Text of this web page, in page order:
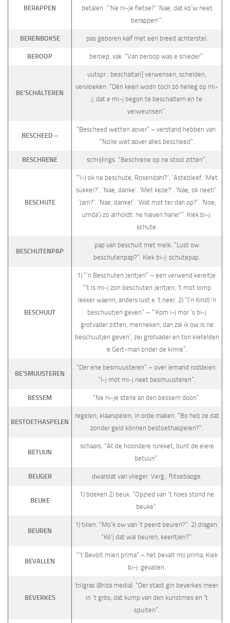
BERAPPEN
betalen. “‘Ne ni-je fietse?’ ‘Nae, dat kö’w neet
berappen'”.
BERENBOKSE pas geboren kalf met een breed achterstel.
BEROOP beroep, vak. “Van beroop was e snieder”.
BE’SCHALTEREN
uutspr.: beschaltan] verwensen, schelden,
vervloeken. “Dén keerl wodn toch zó helleg op mi-
j, dat e mi-j begon te beschaltern en te
verweunsen”.
BESCHEED –
“Bescheed wetten aover” – verstand hebben van.
“Nolle wet aover alles bescheed”.
BESCHRENE schrijlings. “Beschrene op ne stool zitten”.
BESCHUTE
“‘I-j ok ne beschute, Rosendahl?’. ‘Astebleef. ‘Met
sükker?’. ‘Nae, danke’. ‘Met keze?’. ‘Nae, ok neet!’.
‘Jam?’. ‘Nae, dankel’. ‘Wat mot ter dan op?’. ‘Noe;
umda’j zo anholdt: ne halven hane!'”. Kiek bi-j:
schute.
BESCHUTENPAP
pap van beschuit met melk. “Lust ow
beschutenpap?”. Kiek bi-j: schutepap.
BESCHUUT
1) “’n Beschuten Jentjen” – een verwend kereltje.
“’t Is mi-j zon beschuten Jentjen; ’t mot lomp
lekker waenn, anders lust e ’t neer. 2) “(’n Kind) ’n
beschuutjen geven” – “‘Kom i-j mor ’s bi-j
grotvader zitten, menneken; dan zal ik ow is ne
beschuutjen geven’, zei grotvader en ton kietelden
e Gert-man onder de kinne”.
BE’SMUUSTEREN
“Der ene besmuusteren” – over iemand roddelen.
“I-j mot mi-j neet besmuusteren”.
BESSEM “Ne ni-je stelle an den bessem doon”.
BESTOETHASPELEN
regelen, klaarspelen, in orde maken. “Bo heb ze dat
zonder geld können bestoethaspelen?”.
BETUUN
schaars. “At de hoondere rureket, bunt de eiere
betuun”.
BEUGER dwarslat van vlieger. Verg.: flitsebaoge.
BEUKE
1) boeken 2) beuk. “Opzied van ’t hoes stond ne
beuke”.
BEUREN
1) tillen. “Mo’k ow van ’t peerd beuren?”. 2) dragen.
“Kö’j dat wal beuren, keerltjen?”.
BEVALLEN
“’t Bevölt mien prima” – het bevalt mij prima, Kiek
bi-j: gevallen.
BEVERKES
trilgras (Briza media). “Der staot gin beverkes meer
in ’t grös; dat kump van den kunstmes en ’t
spuiten”.